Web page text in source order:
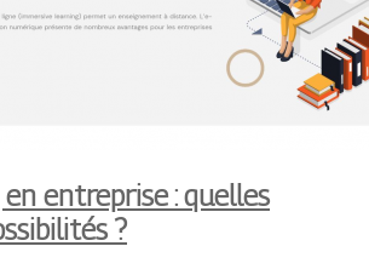
entreprise : quelles
?